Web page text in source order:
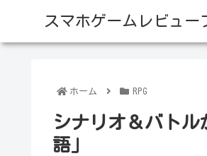
スマホゲームレビュー
ホーム RPG
シナリオ＆バトル
語」